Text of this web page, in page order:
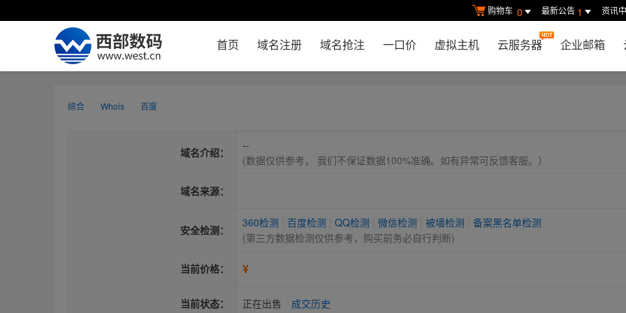
购物车 0 最新公告 1 资讯
首页 域名注册 域名抢注 一口价 虚拟主机 云服务器 企业邮箱
综合 Whois 百度
域名介绍：
--
(数据仅供参考， 我们不保证数据100%准确。如有异常可反馈客服。）
域名来源：
安全检测：
360检测 百度检测 QQ检测 微信检测 被墙检测
备案黑名单检测
(第三方数据检测仅供参考，购买前务必自行判断)
当前价格： ¥
当前状态： 正在出售 成交历史